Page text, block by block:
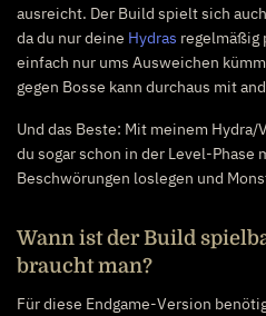
ausreicht. Der Build spielt sich auch
da du nur deine Hydras regelmäßig
einfach nur ums Ausweichen
gegen Bosse kann durchaus mit
Und das Beste: Mit meinem
du sogar schon in der Level-Phase
Beschwörungen loslegen und
Wann ist der Build
braucht man?
Für diese Endgame-Version